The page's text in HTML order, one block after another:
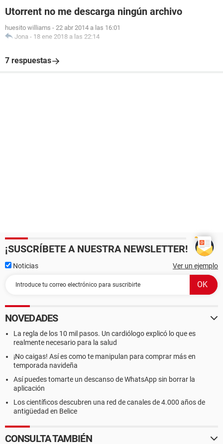
Utorrent no me descarga ningún archivo
huesito williams - 22 abr 2014 a las 16:01
Jona - 18 ene 2018 a las 22:14
7 respuestas
¡SUSCRÍBETE A NUESTRA NEWSLETTER!
Noticias Ver un ejemplo
NOVEDADES
La regla de los 10 mil pasos. Un cardiólogo explicó lo que es
realmente necesario para la salud
¡No caigas! Así es como te manipulan para comprar más en
temporada navideña
Así puedes tomarte un descanso de WhatsApp sin borrar la
aplicación
Los científicos descubren una red de canales de 4.000 años de
antigüedad en Belice
CONSULTA TAMBIÉN